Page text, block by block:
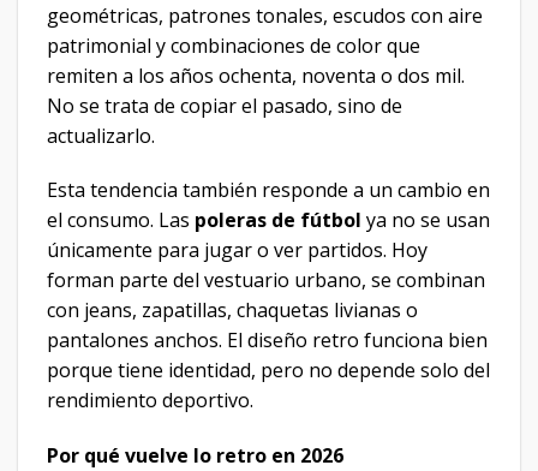
geométricas, patrones tonales, escudos con aire
patrimonial y combinaciones de color que
remiten a los años ochenta, noventa o dos mil.
No se trata de copiar el pasado, sino de
actualizarlo.
Esta tendencia también responde a un cambio en
el consumo. Las poleras de fútbol ya no se usan
únicamente para jugar o ver partidos. Hoy
forman parte del vestuario urbano, se combinan
con jeans, zapatillas, chaquetas livianas o
pantalones anchos. El diseño retro funciona bien
porque tiene identidad, pero no depende solo del
rendimiento deportivo.
Por qué vuelve lo retro en 2026